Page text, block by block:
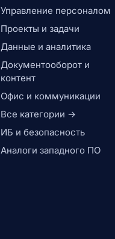
Управление персоналом
Проекты и задачи
Данные и аналитика
Документооборот и
контент
Офис и коммуникации
Все категории →
ИБ и безопасность
Аналоги западного ПО